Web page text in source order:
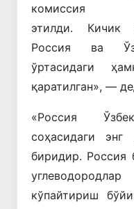
этилди. Кичик
Россия ва
ўртасидаги
қаратилган», —
«Россия
соҳасидаги энг
биридир. Россия
кўпайтириш